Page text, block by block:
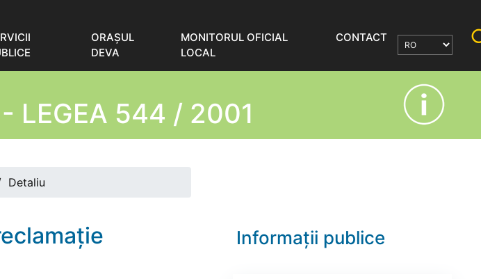
ORAŞUL
DEVA
MONITORUL OFICIAL
LOCAL
CONTACT
- LEGEA 544 / 2001
Detaliu
Informații publice